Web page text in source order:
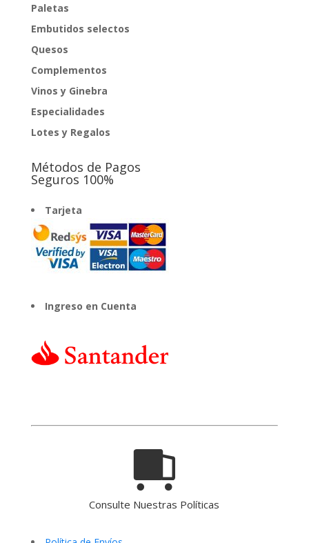
Paletas
Embutidos selectos
Quesos
Complementos
Vinos y Ginebra
Especialidades
Lotes y Regalos
Métodos de Pagos
Seguros 100%
Tarjeta
Ingreso en Cuenta
Consulte Nuestras Políticas